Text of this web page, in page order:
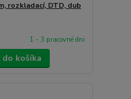
rozkladací, DTD, dub
1 - 3 pracovné dni
do košíka